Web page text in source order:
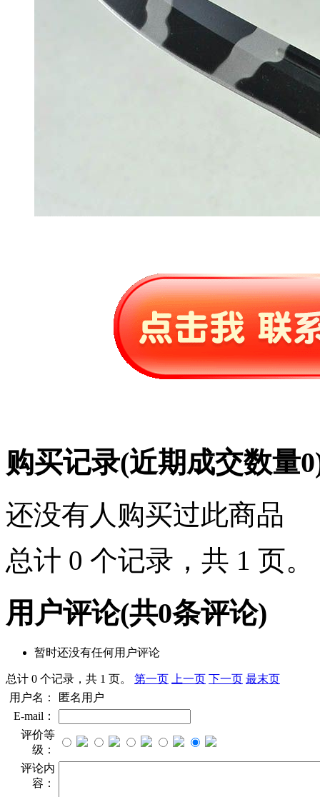
购买记录(近期成交数量0
还没有人购买过此商品
总计 0 个记录，共 1 页。
用户评论(共0条评论)
暂时还没有任何用户评论
总计 0 个记录，共 1 页。 第一页 上一页 下一页 最末页
用户名：
匿名用户
E-mail：
评价等
级：
评论内
容：